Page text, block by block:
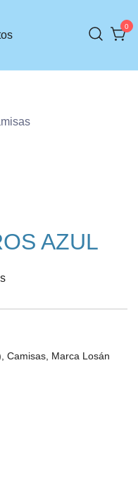
0
AZUL
Camisas Marca Losán